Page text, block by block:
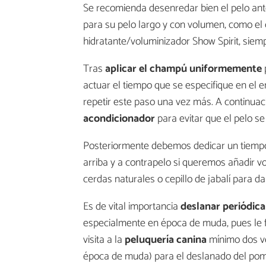
Se recomienda desenredar bien el pelo
para su pelo largo y con volumen, como
hidratante/voluminizador Show Spirit,
Trasaplicar el champú uniformemente
actuar el tiempo que se especifique en el
repetir este paso una vez más. A
acondicionadorpara evitar que el pelo
Posteriormente debemos dedicar un
arriba y a contrapelo si queremos añadir
cerdas naturales o cepillo de jabalí para
Es de vital importanciadeslanar
especialmente en época de muda, pues
visita a la peluquería caninamínimo dos
época de muda) para el deslanado del